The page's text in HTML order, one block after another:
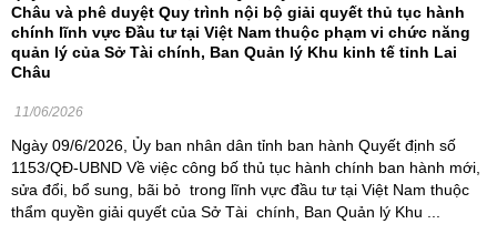
Châu và phê duyệt Quy trình nội bộ giải quyết thủ tục hành
chính lĩnh vực Đầu tư tại Việt Nam thuộc phạm vi chức năng
quản lý của Sở Tài chính, Ban Quản lý Khu kinh tế tỉnh Lai
Châu
11/06/2026
Ngày 09/6/2026, Ủy ban nhân dân tỉnh ban hành Quyết định số
1153/QĐ-UBND Về việc công bố thủ tục hành chính ban hành mới,
sửa đổi, bổ sung, bãi bỏ trong lĩnh vực đầu tư tại Việt Nam thuộc
thẩm quyền giải quyết của Sở Tài chính, Ban Quản lý Khu ...